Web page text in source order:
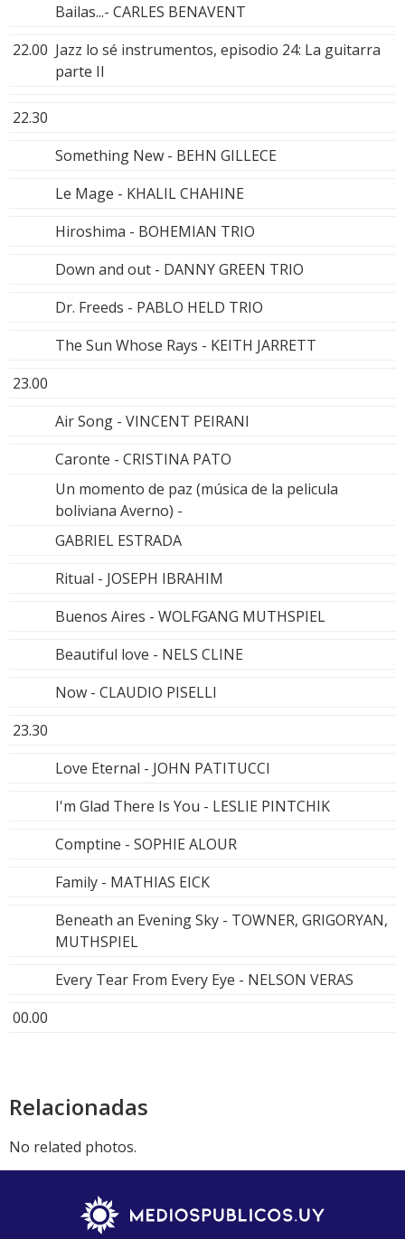
Bailas...- CARLES BENAVENT
22.00 Jazz lo sé instrumentos, episodio 24: La guitarra
parte II
22.30
Something New - BEHN GILLECE
Le Mage - KHALIL CHAHINE
Hiroshima - BOHEMIAN TRIO
Down and out - DANNY GREEN TRIO
Dr. Freeds - PABLO HELD TRIO
The Sun Whose Rays - KEITH JARRETT
23.00
Air Song - VINCENT PEIRANI
Caronte - CRISTINA PATO
Un momento de paz (música de la pelicula
boliviana Averno) -
GABRIEL ESTRADA
Ritual - JOSEPH IBRAHIM
Buenos Aires - WOLFGANG MUTHSPIEL
Beautiful love - NELS CLINE
Now - CLAUDIO PISELLI
23.30
Love Eternal - JOHN PATITUCCI
I'm Glad There Is You - LESLIE PINTCHIK
Comptine - SOPHIE ALOUR
Family - MATHIAS EICK
Beneath an Evening Sky - TOWNER, GRIGORYAN,
MUTHSPIEL
Every Tear From Every Eye - NELSON VERAS
00.00
Relacionadas
No related photos.